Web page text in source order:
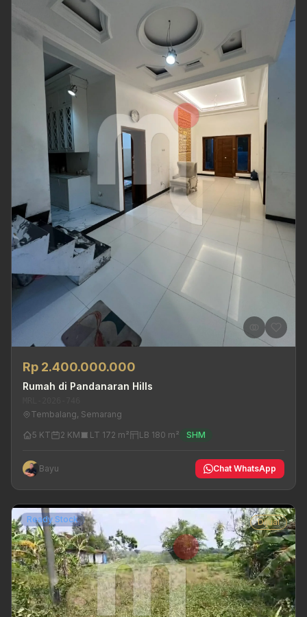
Rp 2.400.000.000
Rumah di Pandanaran Hills
Tembalang, Semarang
5 KT
2 KM LT 172 m² LB 180 m² SHM
Bayu Chat WhatsApp
Ready Stock Dijual